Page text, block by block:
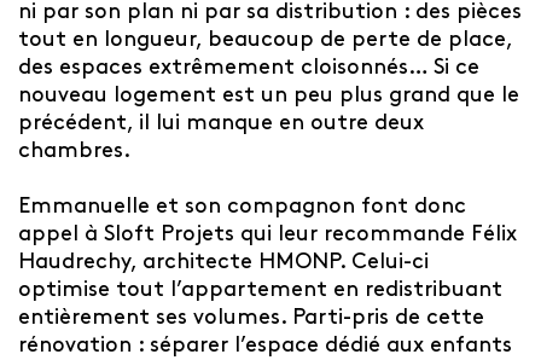
ni par son plan ni par sa distribution : des pièces
tout en longueur, beaucoup de perte de place,
des espaces extrêmement cloisonnés… Si ce
nouveau logement est un peu plus grand que le
précédent, il lui manque en outre deux
chambres.
Emmanuelle et son compagnon font donc
appel à Sloft Projets qui leur recommande Félix
Haudrechy, architecte HMONP. Celui-ci
optimise tout l’appartement en redistribuant
entièrement ses volumes. Parti-pris de cette
rénovation : séparer l’espace dédié aux enfants